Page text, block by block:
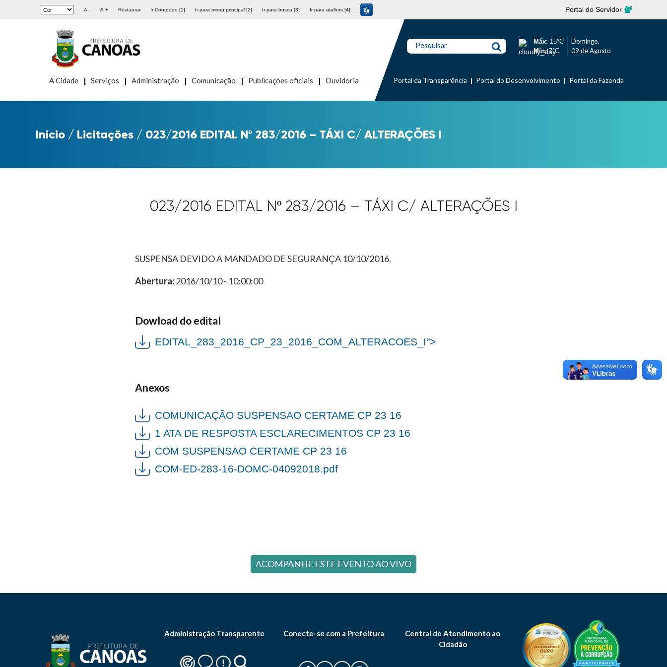
A - A + Restaurar Ir Conteudo [1] Ir para menu principal [2] Ir para busca [3] Ir para atalhos [4] Portal do Servidor
A Cidade Serviços Administração Comunicação Publicações oficiais Ouvidoria
Pesquisar Máx: 15°C
Mín:7°C
Domingo,
09 de Agosto
Portal da Transparência Portal do Desenvolvimento Portal da Fazenda
Início / Licitações / 023/2016 EDITAL Nº 283/2016 – TÁXI C/ ALTERAÇÕES I
023/2016 EDITAL Nº 283/2016 – TÁXI C/ ALTERAÇÕES I
SUSPENSA DEVIDO A MANDADO DE SEGURANÇA 10/10/2016.
Abertura:2016/10/10 - 10:00:00
Dowload do edital
EDITAL_283_2016_CP_23_2016_COM_ALTERACOES_I">
Anexos
COMUNICAÇÃO SUSPENSAO CERTAME CP 23 16
1 ATA DE RESPOSTA ESCLARECIMENTOS CP 23 16
COM SUSPENSAO CERTAME CP 23 16
COM-ED-283-16-DOMC-04092018.pdf
ACOMPANHE ESTE EVENTO AO VIVO
Administração Transparente Conecte-se com a Prefeitura
Central de Atendimento ao
Cidadão